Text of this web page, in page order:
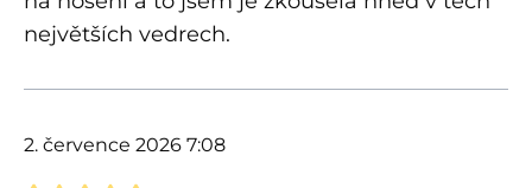
největších vedrech.
2. července 2026 7:08